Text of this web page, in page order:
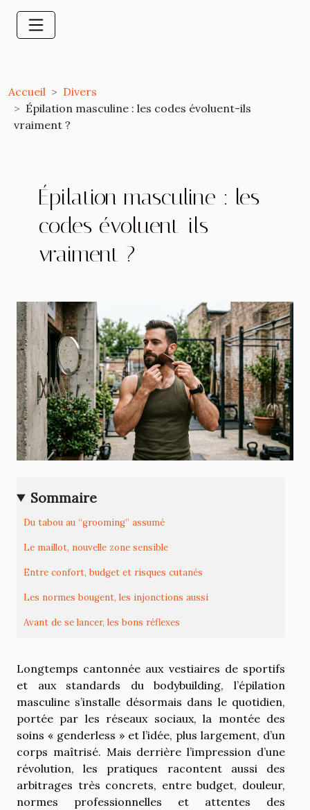
Accueil
Divers
Épilation masculine : les codes évoluent-ils
vraiment ?
Épilation masculine : les
codes évoluent-ils
vraiment ?
Sommaire
Du tabou au “grooming” assumé
Le maillot, nouvelle zone sensible
Entre confort, budget et risques cutanés
Les normes bougent, les injonctions aussi
Avant de se lancer, les bons réflexes
Longtemps cantonnée aux vestiaires de sportifs
et aux standards du bodybuilding, l’épilation
masculine s’installe désormais dans le quotidien,
portée par les réseaux sociaux, la montée des
soins « genderless » et l’idée, plus largement, d’un
corps maîtrisé. Mais derrière l’impression d’une
révolution, les pratiques racontent aussi des
arbitrages très concrets, entre budget, douleur,
normes professionnelles et attentes des